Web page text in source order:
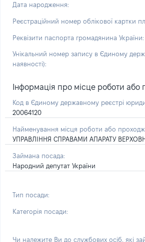
Дата народження:
Реєстраційний номер облікової картки
Реквізити паспорта громадянина України:
Унікальний номер запису в Єдиному
наявності):
Інформація про місце роботи або
Код в Єдиному державному реєстрі
20064120
Найменування місця роботи або
УПРАВЛІННЯ СПРАВАМИ АПАРАТУ
Займана посада:
Народний депутат України
Тип посади:
Категорія посади:
Чи належите Ви до службових осіб, які